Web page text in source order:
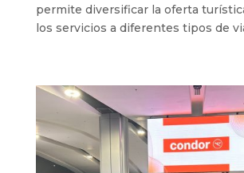
permite diversificar la oferta
los servicios a diferentes tipos de